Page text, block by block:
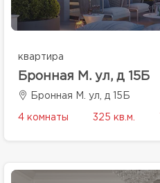
квартира
Бронная М. ул, д 15Б
Бронная М. ул, д 15Б
4 комнаты 325 кв.м.